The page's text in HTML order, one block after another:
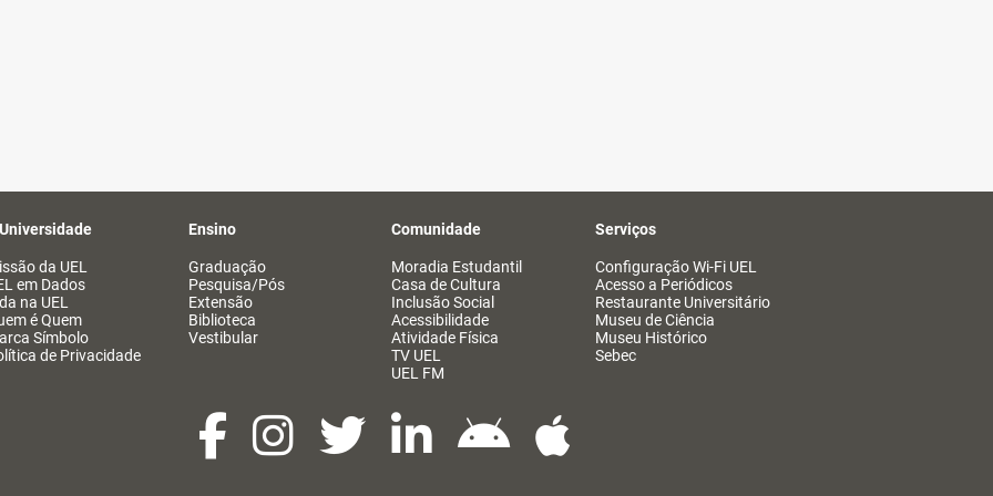
da UEL
em Dados
na UEL
é Quem
Símbolo
de Privacidade
Ensino
Graduação
Pesquisa/Pós
Extensão
Biblioteca
Vestibular
Comunidade
Moradia Estudantil
Casa de Cultura
Inclusão Social
Acessibilidade
Atividade Física
TV UEL
UEL FM
Serviços
Configuração Wi-Fi UEL
Acesso a Periódicos
Restaurante Universitário
Museu de Ciência
Museu Histórico
Sebec